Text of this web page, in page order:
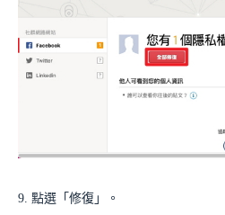
9. 點選「修復」。